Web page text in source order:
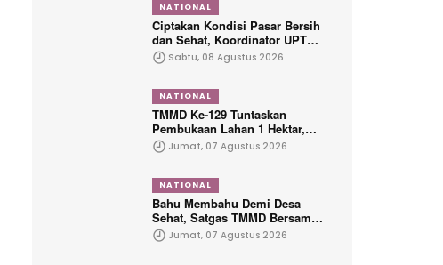
NATIONAL
Ciptakan Kondisi Pasar Bersih
dan Sehat, Koordinator UPTD
PSM Cibadak Ajak Warga
Jumsih Guna Menciptakan
Sabtu, 08 Agustus 2026
NATIONAL
TMMD Ke-129 Tuntaskan
Pembukaan Lahan 1 Hektar,
Siap Ditanami untuk Perkuat
Ketahanan Pangan Kampung
Jumat, 07 Agustus 2026
NATIONAL
Bahu Membahu Demi Desa
Sehat, Satgas TMMD Bersama
Warga Bersihkan Saluran Air
Jumat, 07 Agustus 2026